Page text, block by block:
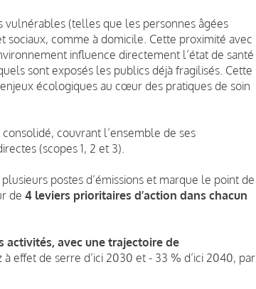
(telles que les personnes âgées
sociaux, comme à domicile. Cette proximité avec
influence directement l’état de santé
sont exposés les publics déjà fragilisés. Cette
écologiques au cœur des pratiques de soin
couvrant l’ensemble de ses
(scopes 1, 2 et 3).
postes d’émissions et marque le point de
de 4 leviers prioritaires d’action dans chacun
activités, avec une trajectoire de
à effet de serre d’ici 2030 et - 33 % d’ici 2040, par